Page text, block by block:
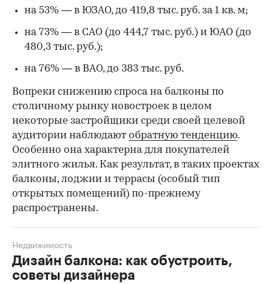
на 53% — в ЮЗАО, до 419,8 тыс. руб. за 1 кв. м;
на 73% — в САО (до 444,7 тыс. руб.) и ЮАО (до
480,3 тыс. руб.);
на 76% — в ВАО, до 383 тыс. руб.
Вопреки снижению спроса на балконы по
столичному рынку новостроек в целом
некоторые застройщики среди своей целевой
аудитории наблюдают обратную тенденцию.
Особенно она характерна для покупателей
элитного жилья. Как результат, в таких проектах
балконы, лоджии и террасы (особый тип
открытых помещений) по-прежнему
распространены.
Дизайн балкона: как обустроить,
советы дизайнера
Недвижимость